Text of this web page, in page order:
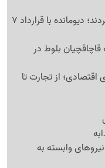
کهکشانی‌ها شکار بزرگ خود را معرفی کردند؛ دیومانده با قرارداد 7
بلوط در
از تجارت تا
وابسته به